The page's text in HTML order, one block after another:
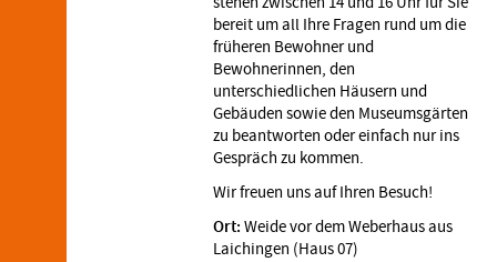
bereit um all Ihre Fragen rund um die
früheren Bewohner und
Bewohnerinnen, den
unterschiedlichen Häusern und
Gebäuden sowie den Museumsgärten
zu beantworten oder einfach nur ins
Gespräch zu kommen.
Wir freuen uns auf Ihren Besuch!
Ort: Weide vor dem Weberhaus aus
Laichingen (Haus 07)